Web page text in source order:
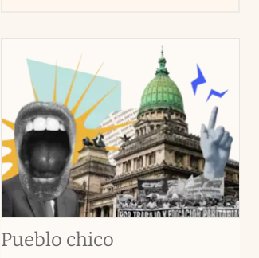
Pueblo chico